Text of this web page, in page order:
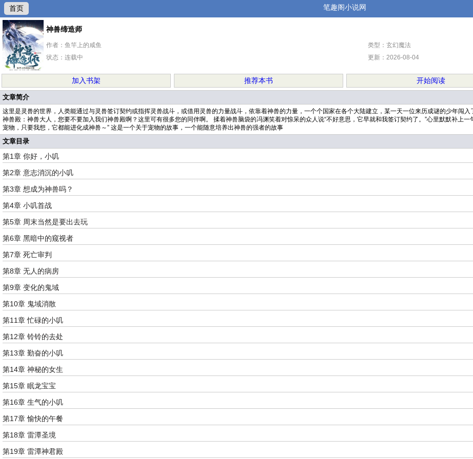
首页 笔趣阁小说网
神兽缔造师
作者：鱼竿上的咸鱼
类型：玄幻魔法
状态：连载中
更新：2026-08-04
加入书架 推荐本书 开始阅读
文章简介
这里是灵兽的世界，人类能通过与灵兽签订契约或指挥灵兽战斗，或借用灵兽的力量战斗，依靠着神兽的力量，一个个国家在各个大陆建立，某一天一位来历成谜的少年闯
神兽殿：神兽大人，您要不要加入我们神兽殿啊？这里可有很多您的同伴啊。 揉着神兽脑袋的冯渊笑着对惊呆的众人说“不好意思，它早就和我签订契约了。”心里默默补上
宠物，只要我想，它都能进化成神兽～” 这是一个关于宠物的故事，一个能随意培养出神兽的强者的故事
文章目录
第1章 你好，小叽
第2章 意志消沉的小叽
第3章 想成为神兽吗？
第4章 小叽首战
第5章 周末当然是要出去玩
第6章 黑暗中的窥视者
第7章 死亡审判
第8章 无人的病房
第9章 变化的鬼域
第10章 鬼域消散
第11章 忙碌的小叽
第12章 铃铃的去处
第13章 勤奋的小叽
第14章 神秘的女生
第15章 眠龙宝宝
第16章 生气的小叽
第17章 愉快的午餐
第18章 雷潭圣境
第19章 雷潭神君殿